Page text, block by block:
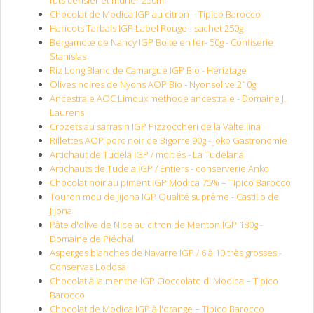
Chocolat de Modica IGP au citron – Tipico Barocco
Haricots Tarbais IGP Label Rouge - sachet 250g
Bergamote de Nancy IGP Boite en fer- 50g - Confiserie
Stanislas
Riz Long Blanc de Camargue IGP Bio - Hériztage
Olives noires de Nyons AOP Bio - Nyonsolive 210g
Ancestrale AOC Limoux méthode ancestrale - Domaine J.
Laurens
Crozets au sarrasin IGP Pizzoccheri de la Valtellina
Rillettes AOP porc noir de Bigorre 90g - Joko Gastronomie
Artichaut de Tudela IGP / moitiés - La Tudelana
Artichauts de Tudela IGP / Entiers - conserverie Anko
Chocolat noir au piment IGP Modica 75% – Tipico Barocco
Touron mou de Jijona IGP Qualité suprême - Castillo de
Jijona
Pâte d'olive de Nice au citron de Menton IGP 180g -
Domaine de Piéchal
Asperges blanches de Navarre IGP / 6 à 10 très grosses -
Conservas Lodosa
Chocolat à la menthe IGP Cioccolato di Modica – Tipico
Barocco
Chocolat de Modica IGP à l'orange – Tipico Barocco